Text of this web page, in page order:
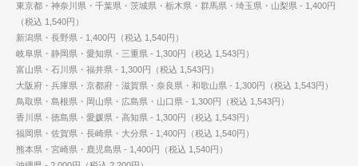
東京都・神奈川県・千葉県・茨城県・栃木県・群馬県・埼玉県・山梨県 - 1,400円
（税込 1,540円）
新潟県・長野県 - 1,400円（税込 1,540円）
岐阜県・静岡県・愛知県・三重県 - 1,300円（税込 1,543円）
富山県・石川県・福井県 - 1,300円（税込 1,543円）
大阪府・兵庫県・京都府・滋賀県・奈良県・和歌山県 - 1,300円（税込 1,543円）
鳥取県・島根県・岡山県・広島県・山口県 - 1,300円（税込 1,543円）
香川県・徳島県・愛媛県・高知県 - 1,300円（税込 1,543円）
福岡県・佐賀県・長崎県・大分県 - 1,400円（税込 1,540円）
熊本県・宮崎県・鹿児島県 - 1,400円（税込 1,540円）